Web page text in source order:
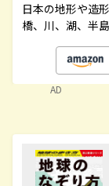
日本の地形や造
橋、川、湖、半
AD